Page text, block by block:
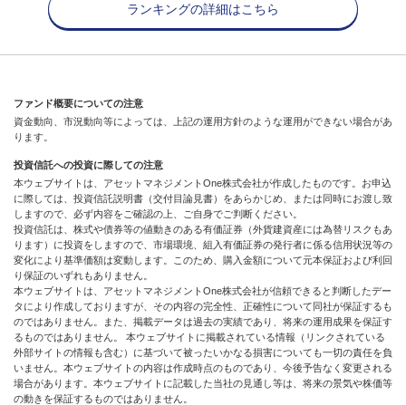
ランキングの詳細はこちら
ファンド概要についての注意
資金動向、市況動向等によっては、上記の運用方針のような運用ができない場合があ
ります。
投資信託への投資に際しての注意
本ウェブサイトは、アセットマネジメントOne株式会社が作成したものです。お申込
に際しては、投資信託説明書（交付目論見書）をあらかじめ、または同時にお渡し致
しますので、必ず内容をご確認の上、ご自身でご判断ください。
投資信託は、株式や債券等の値動きのある有価証券（外貨建資産には為替リスクもあ
ります）に投資をしますので、市場環境、組入有価証券の発行者に係る信用状況等の
変化により基準価額は変動します。このため、購入金額について元本保証および利回
り保証のいずれもありません。
本ウェブサイトは、アセットマネジメントOne株式会社が信頼できると判断したデー
タにより作成しておりますが、その内容の完全性、正確性について同社が保証するも
のではありません。また、掲載データは過去の実績であり、将来の運用成果を保証す
るものではありません。 本ウェブサイトに掲載されている情報（リンクされている
外部サイトの情報も含む）に基づいて被ったいかなる損害についても一切の責任を負
いません。本ウェブサイトの内容は作成時点のものであり、今後予告なく変更される
場合があります。本ウェブサイトに記載した当社の見通し等は、将来の景気や株価等
の動きを保証するものではありません。